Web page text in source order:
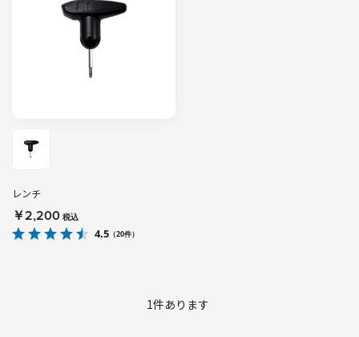
レンチ
￥2,200 税込
4.5 （20件）
1件あります